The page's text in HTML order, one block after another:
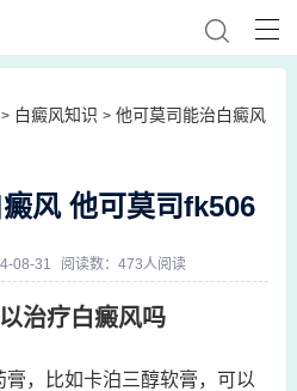
> 白癜风知识 > 他可莫司能治白癜风
风 他可莫司fk506
08-31 阅读数：473人阅读
治疗白癜风吗
，比如卡泊三醇软膏，可以